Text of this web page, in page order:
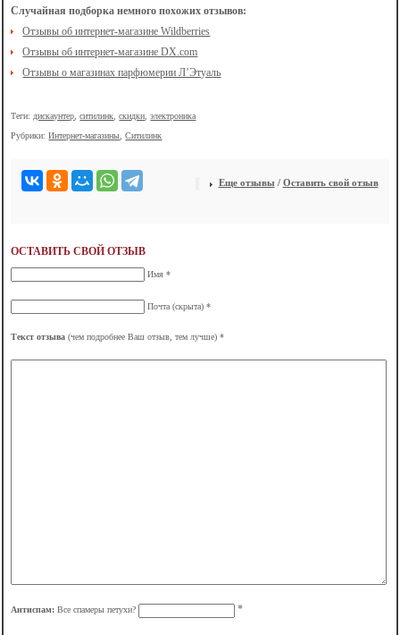
Случайная подборка немного похожих отзывов:
Отзывы об интернет-магазине Wildberries
Отзывы об интернет-магазине DX.com
Отзывы о магазинах парфюмерии Л’Этуаль
Теги: дискаунтер ,ситилинк ,скидки ,электроника
Рубрики:Интернет-магазины ,Ситилинк
Еще отзывы / Оставить свой отзыв
ОСТАВИТЬ СВОЙ ОТЗЫВ
Имя *
Почта (скрыта) *
Текст отзыва (чем подробнее Ваш отзыв, тем лучше) *
Антиспам: Все спамеры петухи? *